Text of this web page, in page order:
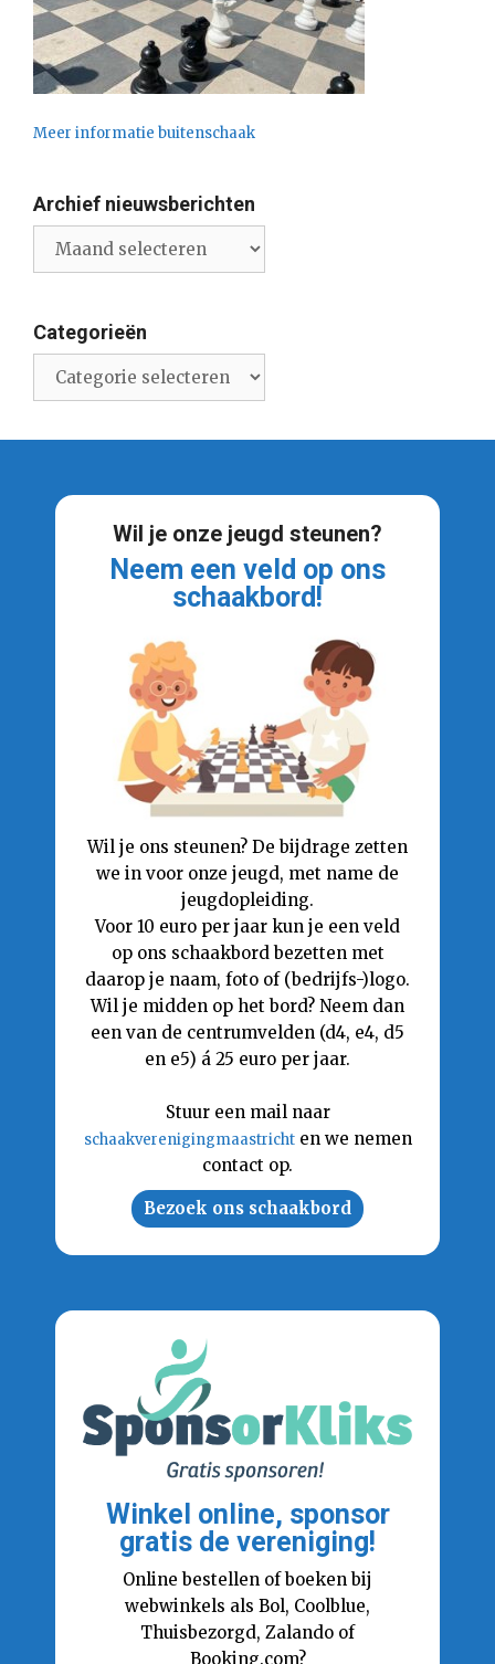
Meer informatie buitenschaak
Archief nieuwsberichten
nieuwsberichten
Categorieën
Wil je onze jeugd steunen?
Neem een veld op ons
schaakbord!
Wil je ons steunen? De bijdrage zetten
we in voor onze jeugd, met name de
jeugdopleiding.
Voor 10 euro per jaar kun je een veld
op ons schaakbord bezetten met
daarop je naam, foto of (bedrijfs-)logo.
Wil je midden op het bord? Neem dan
een van de centrumvelden (d4, e4, d5
en e5) á 25 euro per jaar.
Stuur een mail naar
schaakverenigingmaastrichten we nemen
contact op.
Bezoek ons schaakbord
Winkel online, sponsor
gratis de vereniging!
Online bestellen of boeken bij
webwinkels als Bol, Coolblue,
Thuisbezorgd, Zalando of
Booking.com?